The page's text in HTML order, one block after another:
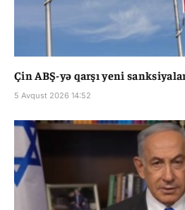
Çin ABŞ-yə qarşı yeni
5 Avqust 2026 14:52